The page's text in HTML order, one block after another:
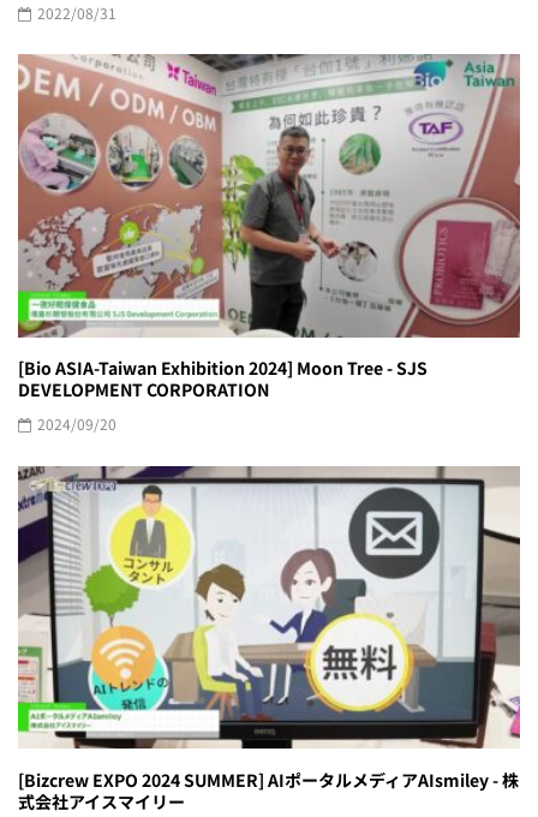
2022/08/31
[Bio ASIA-Taiwan Exhibition 2024] Moon Tree - SJS
DEVELOPMENT CORPORATION
2024/09/20
[Bizcrew EXPO 2024 SUMMER] AIポータルメディアAIsmiley - 株
式会社アイスマイリー